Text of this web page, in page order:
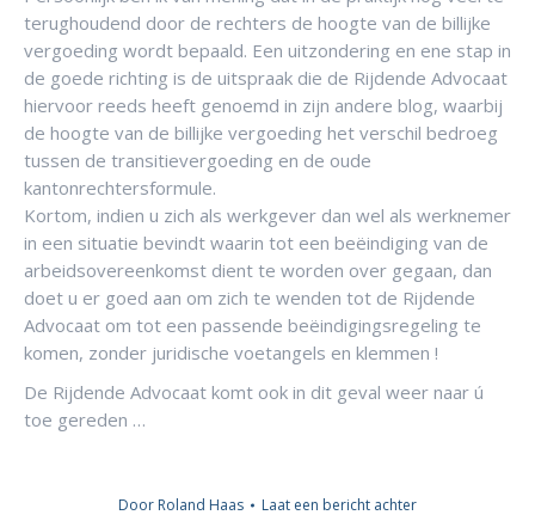
terughoudend door de rechters de hoogte van de billijke
vergoeding wordt bepaald. Een uitzondering en ene stap in
de goede richting is de uitspraak die de Rijdende Advocaat
hiervoor reeds heeft genoemd in zijn andere blog, waarbij
de hoogte van de billijke vergoeding het verschil bedroeg
tussen de transitievergoeding en de oude
kantonrechtersformule.
Kortom, indien u zich als werkgever dan wel als werknemer
in een situatie bevindt waarin tot een beëindiging van de
arbeidsovereenkomst dient te worden over gegaan, dan
doet u er goed aan om zich te wenden tot de Rijdende
Advocaat om tot een passende beëindigingsregeling te
komen, zonder juridische voetangels en klemmen !
De Rijdende Advocaat komt ook in dit geval weer naar ú
toe gereden …
Door Roland Haas Laat een bericht achter